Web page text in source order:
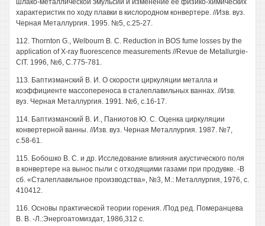
шлако-металлической эмульсии и изменение ее физико-химических
характеристик по ходу плавки в кислородном конвертере. //Изв. вуз.
Черная Металлургия. 1995. №5, с.25-27.
112. Thornton G., Welbourn В. С. Reduction in BOS fume losses by the
application of X-ray fluorescence measurements //Revue de Metallurgie-
CIT. 1996, №6, C.775-781.
113. Баптизманский В. И. О скорости циркуляции металла и
коэффициенте массопереноса в сталеплавильных ваннах. //Изв.
вуз. Черная Металлургия. 1991. №6, с.16-17.
114. Баптизманский В. И., Паниотов Ю. С. Оценка циркуляции
конвертерной ванны. //Изв. вуз. Черная Металлургия. 1987. №7,
с.58-61.
115. Бобошко В. С. и др. Исследование влияния акустического поля
в конвертере на вынос пыли с отходящими газами при продувке. -В
сб. «Сталеплавильное производства», №3, М.: Металлургия, 1976, с.
410412.
116. Основы практической теории горения. /Под ред. Померанцева
В. В. -Л.:Энергоатомиздат, 1986,312 с.